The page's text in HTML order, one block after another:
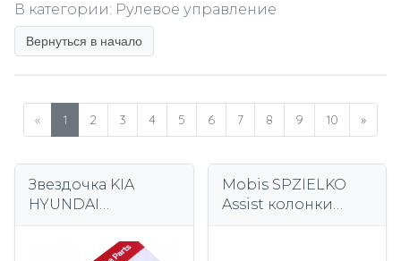
В категории: Рулевое управление
Вернуться в начало
« 1 2 3 4 5 6 7 8 9 10 »
Звездочка KIA
HYUNDAI
Mobis SPZIELKO
Assist колонки